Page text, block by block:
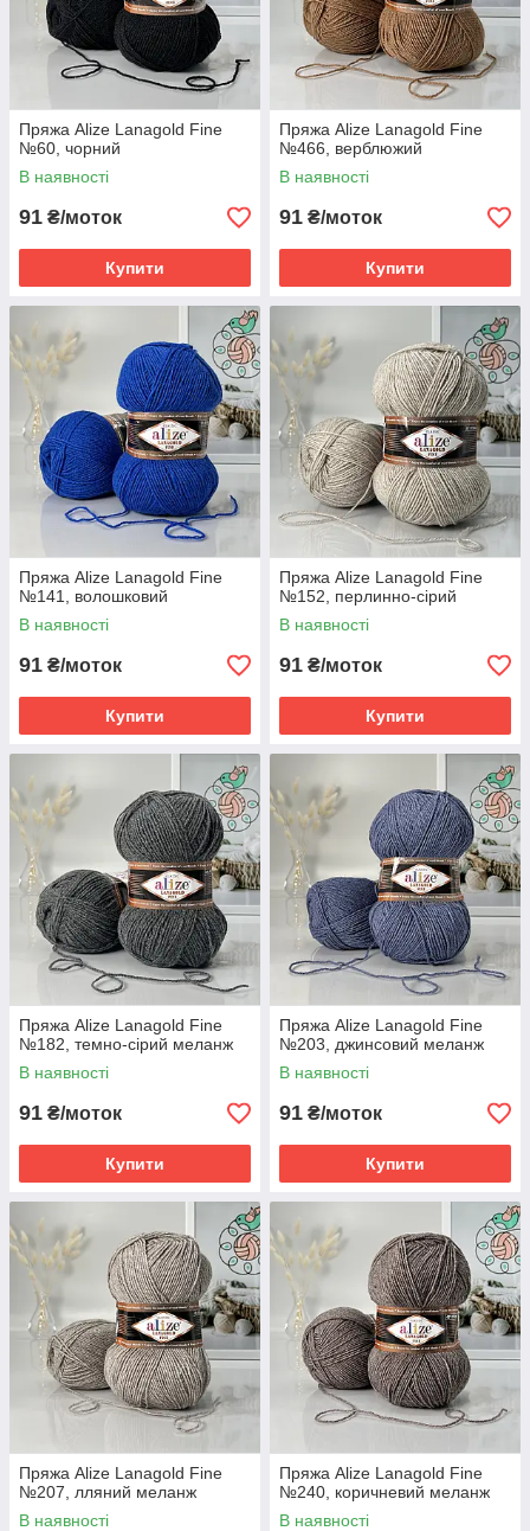
Пряжа Alize Lanagold Fine
№60, чорний
В наявності
91 ₴/моток
Купити
Пряжа Alize Lanagold Fine
№466, верблюжий
В наявності
91 ₴/моток
Купити
Пряжа Alize Lanagold Fine
№141, волошковий
В наявності
91 ₴/моток
Купити
Пряжа Alize Lanagold Fine
№152, перлинно-сірий
В наявності
91 ₴/моток
Купити
Пряжа Alize Lanagold Fine
№182, темно-сірий меланж
В наявності
91 ₴/моток
Купити
Пряжа Alize Lanagold Fine
№203, джинсовий меланж
В наявності
91 ₴/моток
Купити
Пряжа Alize Lanagold Fine
№207, лляний меланж
В наявності
Пряжа Alize Lanagold Fine
№240, коричневий меланж
В наявності